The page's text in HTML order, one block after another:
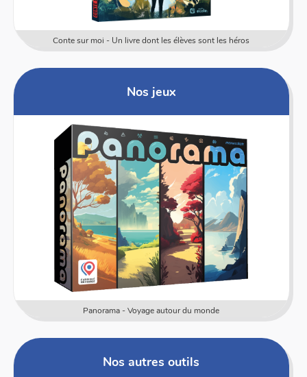
Conte sur moi - Un livre dont les élèves sont les héros
Nos jeux
Numericards - Mesure
Nos autres outils